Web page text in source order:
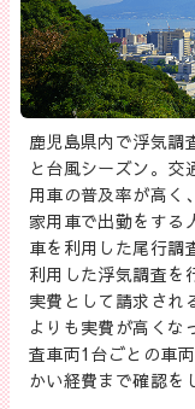
鹿児島県内で浮気調
と台風シーズン。交
用車の普及率が高く
家用車で出勤をする
車を利用した尾行調
利用した浮気調査を
実費として請求され
よりも実費が高くな
査車両1台ごとの車
かい経費まで確認を